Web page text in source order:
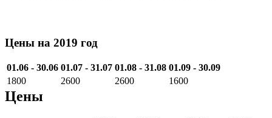
Цены на 2019 год
01.06 - 30.06 01.07 - 31.07 01.08 - 31.08 01.09 - 30.09
1800
2600 2600 1600
Цены